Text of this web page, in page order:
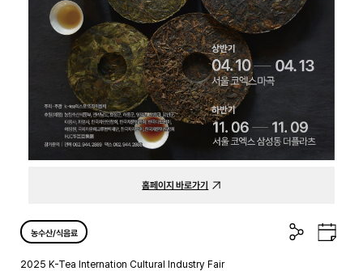
홈페이지 바로가기
농수산/식음료
공
유
구
글
2025 K-Tea Internation Cultural Industry Fair